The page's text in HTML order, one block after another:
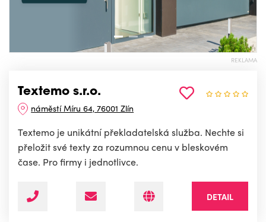
REKLAMA
Textemo s.r.o.
náměstí Míru 64, 76001 Zlín
Textemo je unikátní překladatelská služba. Nechte si
přeložit své texty za rozumnou cenu v bleskovém
čase. Pro firmy i jednotlivce.
DETAIL